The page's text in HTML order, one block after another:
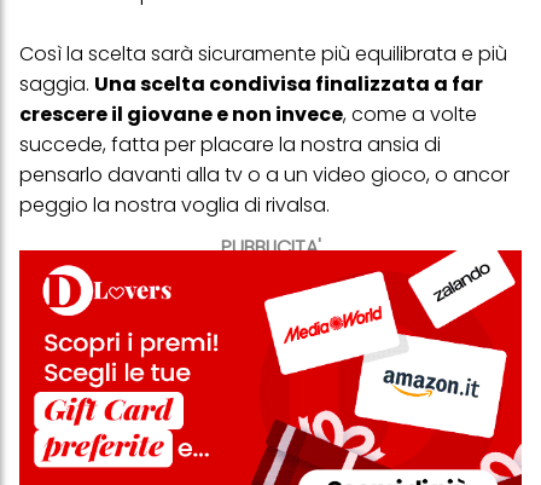
PUBBLICITA'
Così la scelta sarà sicuramente più equilibrata e più
saggia. Una scelta condivisa finalizzata a far
crescere il giovane e non invece, come a volte
succede, fatta per placare la nostra ansia di
pensarlo davanti alla tv o a un video gioco, o ancor
peggio la nostra voglia di rivalsa.